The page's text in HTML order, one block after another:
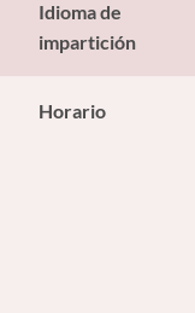
Idioma de
impartición
Horario